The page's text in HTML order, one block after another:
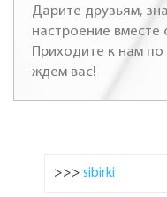
Дарите друзьям,
настроение вместе
Приходите к нам
ждем вас!
>>> sibirki